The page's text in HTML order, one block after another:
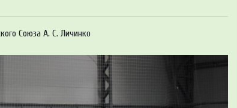
Союза А. С. Личинко